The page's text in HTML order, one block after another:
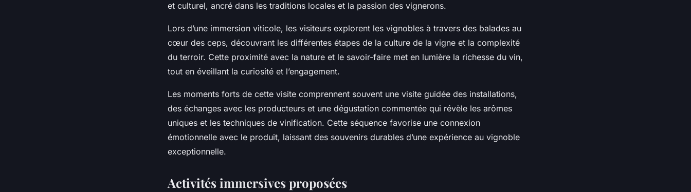
et culturel, ancré dans les traditions locales et la passion des vignerons.
Lors d’une immersion viticole, les visiteurs explorent les vignobles à travers des balades au
cœur des ceps, découvrant les différentes étapes de la culture de la vigne et la complexité
du terroir. Cette proximité avec la nature et le savoir-faire met en lumière la richesse du vin,
tout en éveillant la curiosité et l’engagement.
Les moments forts de cette visite comprennent souvent une visite guidée des installations,
des échanges avec les producteurs et une dégustation commentée qui révèle les arômes
uniques et les techniques de vinification. Cette séquence favorise une connexion
émotionnelle avec le produit, laissant des souvenirs durables d’une expérience au vignoble
exceptionnelle.
Activités immersives proposées